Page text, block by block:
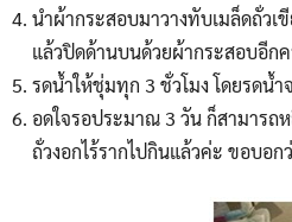
นำผ้ากระสอบมาวางทับเมล็ดถั่วเ
แล้วปิดด้านบนด้วยผ้ากระสอบอีกค
รดน้ำให้ชุ่มทุก 3 ชั่วโมง โดยรดน้
อดใจรอประมาณ 3 วัน ก็สามารถ
ถั่วงอกไร้รากไปกินแล้วค่ะ ขอบอก